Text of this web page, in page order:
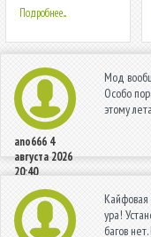
Подробнее...
ano666 4
августа 2026
20:40
Мод
Особо
этому
Кайфовая
ура!
багов